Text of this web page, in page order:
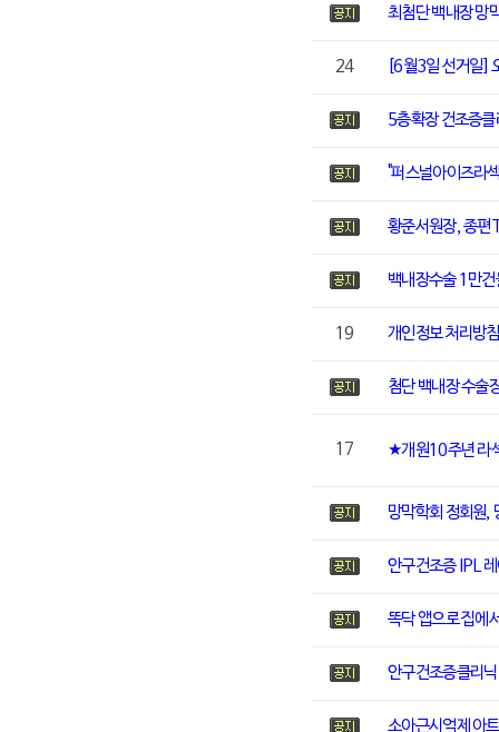
최첨단 백내장 망
24 [6월3일 선거일]
5층확장 건조증
"퍼스널아이즈라
황준서원장, 종편
백내장수술 1만
19 개인정보 처리방
첨단 백내장 수술
17 ★개원10주년 라
망막학회 정회원,
안구건조증 IPL
똑닥 앱으로 집에
안구건조증클리
소아근시억제 아